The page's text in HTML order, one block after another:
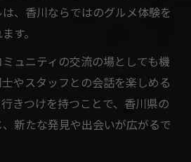
、香川ならではのグルメ体験を
す。
ュニティの交流の場としても機
やスタッフとの会話を楽しめる
きつけを持つことで、香川県の
新たな発見や出会いが広がるで